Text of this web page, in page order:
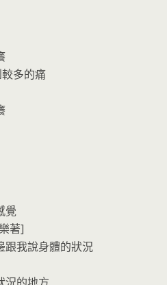
多的痛
覺
著]
跟我說身體的狀況